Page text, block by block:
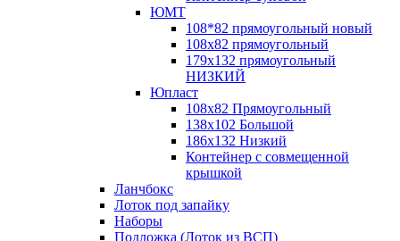
ЮМТ
108*82 прямоугольный новый
108х82 прямоугольный
179х132 прямоугольный
НИЗКИЙ
Юпласт
108х82 Прямоугольный
138х102 Большой
186х132 Низкий
Контейнер с совмещенной
крышкой
Ланчбокс
Лоток под запайку
Наборы
Подложка (Лоток из ВСП)